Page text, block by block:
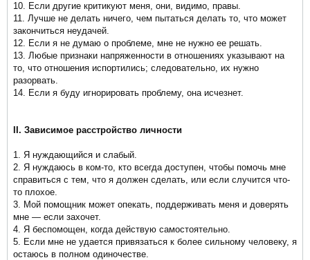
10. Если другие критикуют меня, они, видимо, правы.
11. Лучше не делать ничего, чем пытаться делать то, что может
закончиться неудачей.
12. Если я не думаю о проблеме, мне не нужно ее решать.
13. Любые признаки напряженности в отношениях указывают на
то, что отношения испортились; следовательно, их нужно
разорвать.
14. Если я буду игнорировать проблему, она исчезнет.
II. Зависимое расстройство личности
1. Я нуждающийся и слабый.
2. Я нуждаюсь в ком-то, кто всегда доступен, чтобы помочь мне
справиться с тем, что я должен сделать, или если случится что-
то плохое.
3. Мой помощник может опекать, поддерживать меня и доверять
мне — если захочет.
4. Я беспомощен, когда действую самостоятельно.
5. Если мне не удается привязаться к более сильному человеку, я
остаюсь в полном одиночестве.